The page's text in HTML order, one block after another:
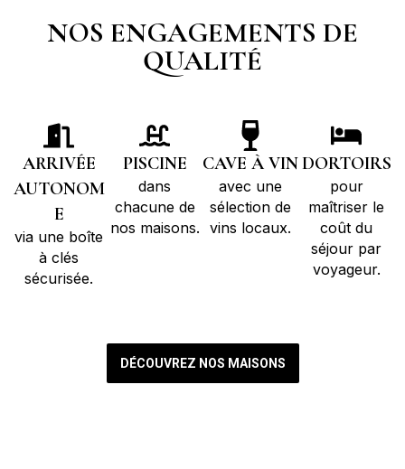
NOS ENGAGEMENTS DE
QUALITÉ
ARRIVÉE
AUTONOM
E
via une boîte
à clés
sécurisée.
PISCINE
dans
chacune de
nos maisons.
CAVE À VIN
avec une
sélection de
vins locaux.
DORTOIRS
pour
maîtriser le
coût du
séjour par
voyageur.
DÉCOUVREZ NOS MAISONS